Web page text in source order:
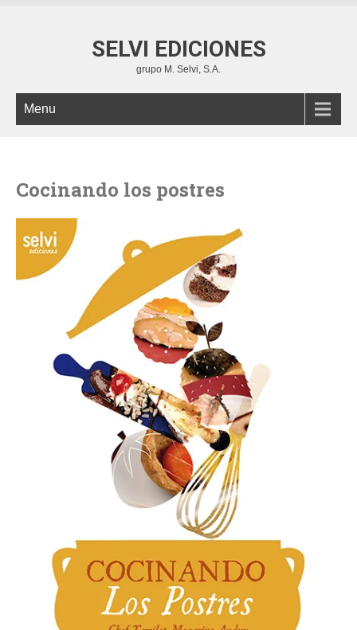
SELVI EDICIONES
grupo M. Selvi, S.A.
Menu
Cocinando los postres